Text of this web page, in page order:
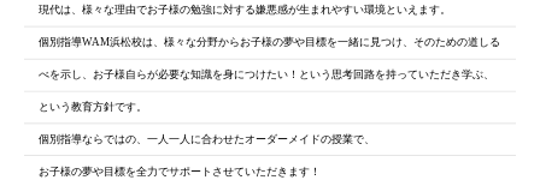
現代は、様々な理由でお子様の勉強に対する嫌悪感が生まれやすい環境といえます。
個別指導WAM浜松校は、様々な分野からお子様の夢や目標を一緒に見つけ、そのための道しる
べを示し、お子様自らが必要な知識を身につけたい！という思考回路を持っていただき学ぶ、
という教育方針です。
個別指導ならではの、一人一人に合わせたオーダーメイドの授業で、
お子様の夢や目標を全力でサポートさせていただきます！